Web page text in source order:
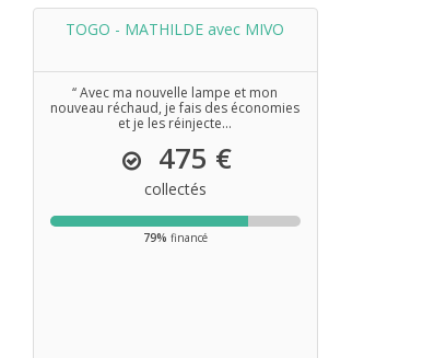
TOGO - MATHILDE avec MIVO
‘‘ Avec ma nouvelle lampe et mon
nouveau réchaud, je fais des économies
et je les réinjecte...
475 €
collectés
79% financé